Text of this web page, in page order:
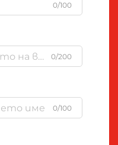
0/100
0/200
0/100